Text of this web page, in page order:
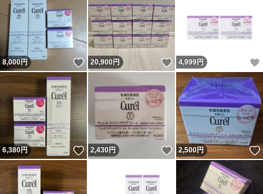
8,000円 いいね！
20,900円 いいね！
4,999円
6,380円 いいね！
2,430円 いいね！
2,500円